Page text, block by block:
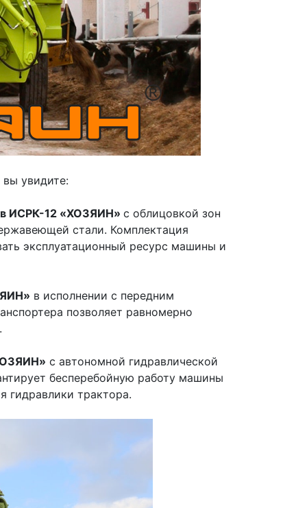
вы увидите:
ИСРК-12 «ХОЗЯИН» с облицовкой зон
стали. Комплектация
эксплуатационный ресурс машины и
в исполнении с передним
позволяет равномерно
с автономной гидравлической
бесперебойную работу машины
гидравлики трактора.